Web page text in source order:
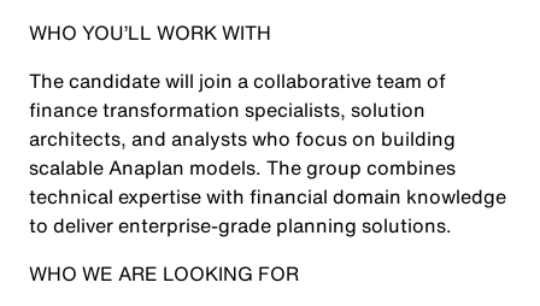
WHO YOU’LL WORK WITH
The candidate will join a collaborative team of
finance transformation specialists, solution
architects, and analysts who focus on building
scalable Anaplan models. The group combines
technical expertise with financial domain knowledge
to deliver enterprise-grade planning solutions.
WHO WE ARE LOOKING FOR